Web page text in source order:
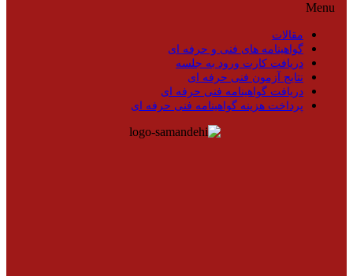
Menu
مقالات
گواهینامه های فنی و حرفه ای
دریافت کارت ورود به جلسه
نتایج آزمون فنی حرفه ای
دریافت گواهینامه فنی حرفه ای
پرداخت هزینه گواهینامه فنی حرفه ای